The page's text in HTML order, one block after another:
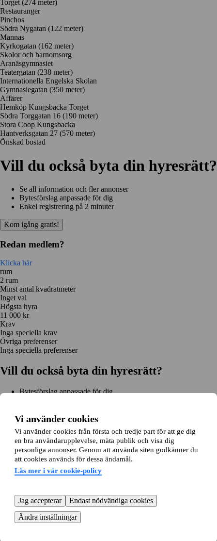
Vi använder cookies
Vi använder cookies från första och tredje part för att ge dig
en bra användarupplevelse, mäta publik och visa dig
personliga annonser. Genom att använda siten godkänner du
att cookies används för dessa ändamål.
Läs mer i vår cookie-policy
Jag accepterar
Endast nödvändiga cookies
Ändra inställningar
Torget (274 meter)
Restauranger
Pinchos
Södra Nygatan (122 meter)
Mannas
Kyrkogatan (162 meter)
Skolor och barnomsorg
Aranäsgymnasiet
Teatergatan (238 meter)
Internationella Engelska Skolan
Gymnasiegatan (350 meter)
Affärer
Hemköp Kungsbacka Torget
Södra Torggatan 16 (190 meter)
Stora Coop Kungsbacka
Hantverksgatan 27 (570 meter)
Önskad bostad
Vill du också byta din hyresrätt?
Se all information och fler annonser
Bytesförslag anpassade för dig
Enkel registrering på 2 minuter
Kom igång gratis!
Redan medlem?
Klicka här
rum
2 rum
Minst antal kvadratmeter
Inget val
Högsta hyra
11 000 kr
Krav
Inga speciella krav
Övriga preferenser
Inga speciella preferenser
Vill du också byta din hyresrätt?
Bytesförslag anpassade för dig
Kom igång
Kom igång gratisSök annonser Logga in
Läs mer
Nyheter och tipsBytesansökan
Om lägenhetsbyte.se
Kundtjänst
Hjälp
08-22 00 90E-post:info@lagenhetsbyte.se